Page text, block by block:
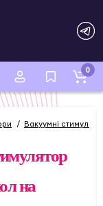
0
Вакуумні
на